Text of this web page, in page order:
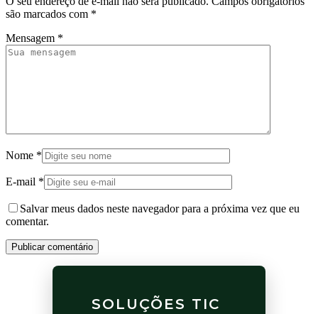
são marcados com *
Mensagem *
Nome *
E-mail *
Salvar meus dados neste navegador para a próxima vez que eu
comentar.
Publicar comentário
SOLUÇÕES TIC